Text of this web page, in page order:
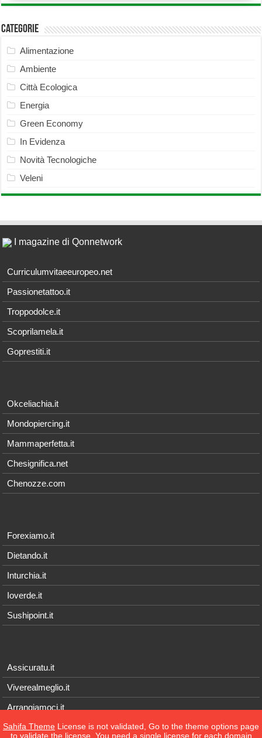
Categorie
Alimentazione
Ambiente
Città Ecologica
Energia
Green Economy
In Evidenza
Novità Tecnologiche
Veleni
I magazine di Qonnetwork
Curriculumvitaeeuropeo.net
Passionetattoo.it
Troppodolce.it
Scoprilamela.it
Goprestiti.it
Okceliachia.it
Mondopiercing.it
Mammaperfetta.it
Chesignifica.net
Chenozze.com
Forexiamo.it
Dietando.it
Inturchia.it
Ioverde.it
Sushipoint.it
Assicuratu.it
Viverealmeglio.it
Arrangiamoci.it
Tecnichef.it
Sahifa Theme License is not validated, Go to the theme options page
to validate the license, You need a single license for each domain